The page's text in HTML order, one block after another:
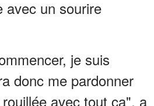
avec un sourire
je suis
donc me pardonner
avec tout ça", a